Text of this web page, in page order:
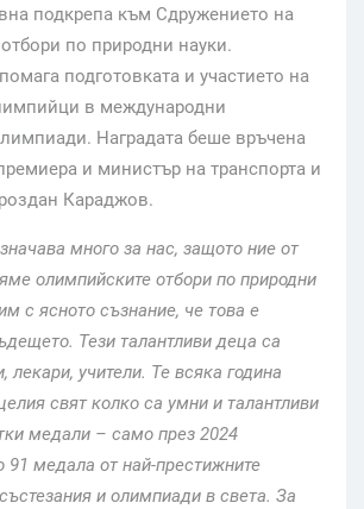
подкрепа към Сдружението на
по природни науки.
подготовката и участието на
в международни
Наградата беше връчена
и министър на транспорта и
Караджов.
много за нас, защото ние от
олимпийските отбори по природни
с ясното съзнание, че това е
Тези талантливи деца са
лекари, учители. Те всяка година
свят колко са умни и талантливи
медали – само през 2024
91 медала от най-престижните
и олимпиади в света. За